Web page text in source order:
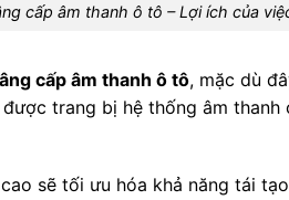
cấp âm thanh ô tô – Lợi ích của
cấp âm thanh ô tô, mặc dù
trang bị hệ thống âm
sẽ tối ưu hóa khả năng tái